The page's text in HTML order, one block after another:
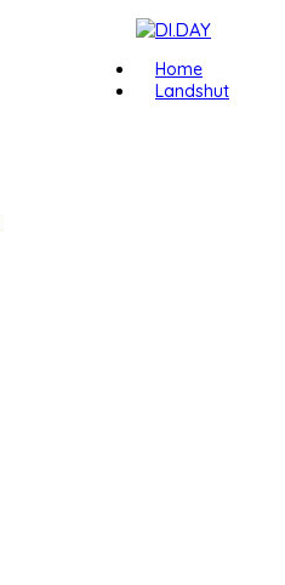
Home
Landshut